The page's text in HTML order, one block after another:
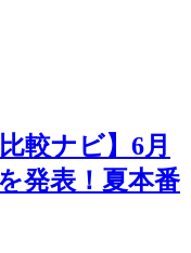
較ナビ】6月
発表！夏本番